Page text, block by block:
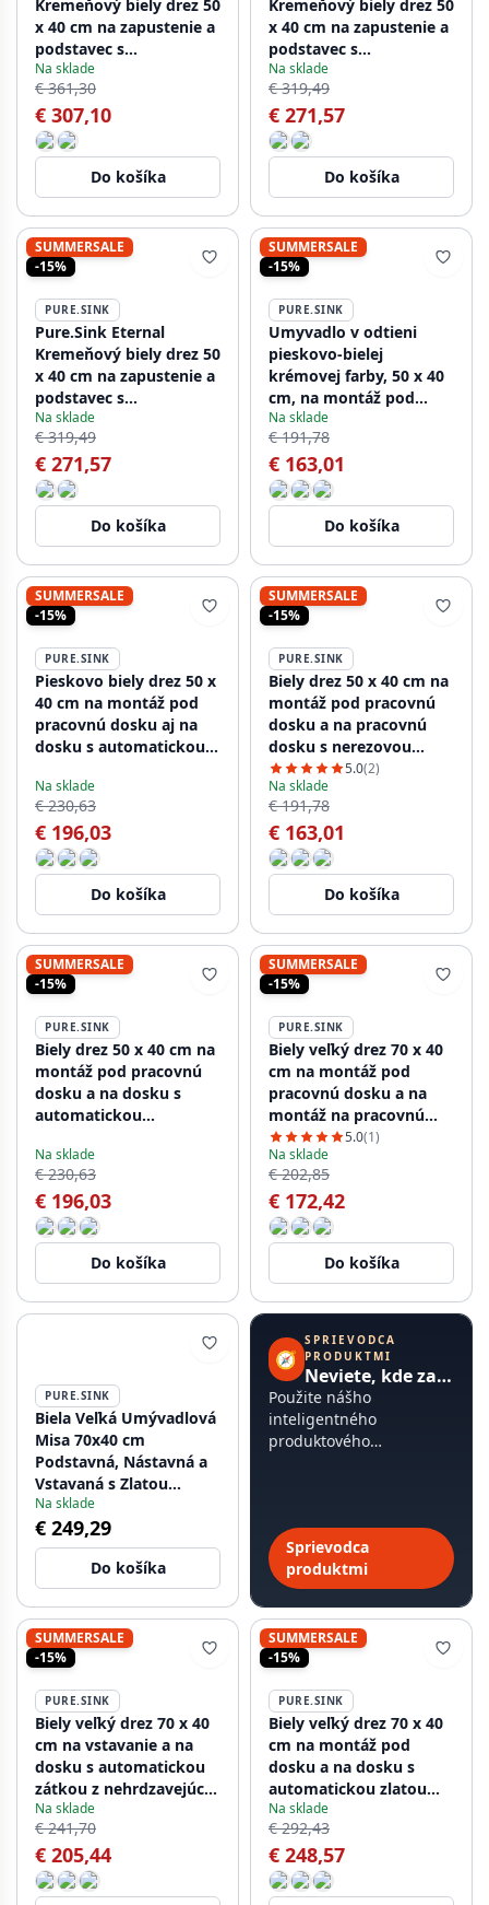
Kremeňový biely drez 50
x 40 cm na zapustenie a
podstavec s
automatickou zátkou v
odtieni gun metal
Na sklade
€ 361,30
€ 307,10
Do košíka
Kremeňový biely drez 50
x 40 cm na zapustenie a
podstavec s
automatickou bielou
zátkou
Na sklade
€ 319,49
€ 271,57
Do košíka
SUMMERSALE
-15%
PURE.SINK
Pure.Sink Eternal
Kremeňový biely drez 50
x 40 cm na zapustenie a
podstavec s
automatickou čiernou
zátkou
Na sklade
€ 319,49
€ 271,57
Do košíka
SUMMERSALE
-15%
PURE.SINK
Umyvadlo v odtieni
pieskovo-bielej
krémovej farby, 50 x 40
cm, na montáž pod
dosku aj na dosku, s
nerezovou zátkou
1208956399
Na sklade
€ 191,78
€ 163,01
Do košíka
SUMMERSALE
-15%
PURE.SINK
Pieskovo biely drez 50 x
40 cm na montáž pod
pracovnú dosku aj na
dosku s automatickou
ocele 1208971930
Na sklade
€ 230,63
€ 196,03
Do košíka
SUMMERSALE
-15%
PURE.SINK
Biely drez 50 x 40 cm na
montáž pod pracovnú
dosku a na pracovnú
dosku s nerezovou
zátkou 1208956397
5.0(2)
Na sklade
€ 191,78
€ 163,01
Do košíka
SUMMERSALE
-15%
PURE.SINK
Biely drez 50 x 40 cm na
montáž pod pracovnú
dosku a na dosku s
automatickou
1208971898
Na sklade
€ 230,63
€ 196,03
Do košíka
SUMMERSALE
-15%
PURE.SINK
Biely veľký drez 70 x 40
cm na montáž pod
pracovnú dosku a na
montáž na pracovnú
dosku s nerezovou
zátkou 1208956402
5.0(1)
Na sklade
€ 202,85
€ 172,42
Do košíka
PURE.SINK
Biela Veľká Umývadlová
Misa 70x40 cm
Podstavná, Nástavná a
Vstavaná s Zlatou
Zátkou 1208970522
Na sklade
€ 249,29
Do košíka
🧭
SPRIEVODCA
PRODUKTMI
Neviete, kde začať?
Použite nášho
inteligentného
produktového
Sprievodca
produktmi
SUMMERSALE
-15%
PURE.SINK
Biely veľký drez 70 x 40
cm na vstavanie a na
dosku s automatickou
zátkou z nehrdzavejúcej
ocele 1208971904
Na sklade
€ 241,70
€ 205,44
SUMMERSALE
-15%
PURE.SINK
Biely veľký drez 70 x 40
cm na montáž pod
dosku a na dosku s
automatickou zlatou
zátkou 1208971907
Na sklade
€ 292,43
€ 248,57